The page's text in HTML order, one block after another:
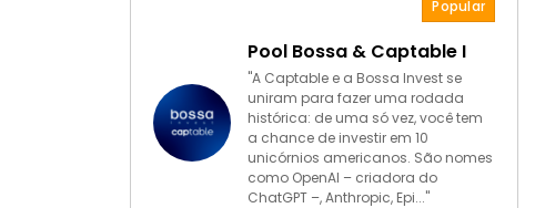
Popular
Pool Bossa & Captable I
"A Captable e a Bossa Invest se
uniram para fazer uma rodada
histórica: de uma só vez, você tem
a chance de investir em 10
unicórnios americanos. São nomes
como OpenAI – criadora do
ChatGPT –, Anthropic, Epi..."